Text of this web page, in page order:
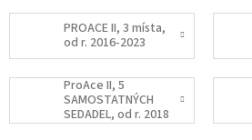
PROACE II, 3 místa,
od r. 2016-2023
ProAce II, 5
SAMOSTATNÝCH
SEDADEL, od r. 2018